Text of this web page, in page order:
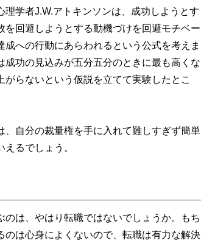
学者J.W.アトキンソンは、成功しようとす
を回避しようとする動機づけを回避モチベー
への行動にあらわれるという公式を考えま
成功の見込みが五分五分のときに最も高くな
らないという仮説を立てて実験したとこ
自分の裁量権を手に入れて難しすぎず簡単
るでしょう。
は、やはり転職ではないでしょうか。もち
は心身によくないので、転職は有力な解決